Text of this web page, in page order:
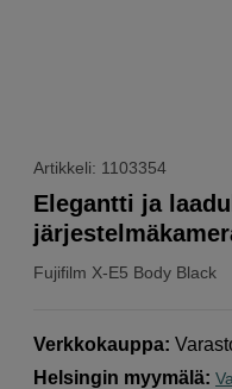
Artikkeli: 1103354
Fujifilm X-E5 Body Black
Elegantti ja
Verkkokauppa:
Helsingin myymälä: